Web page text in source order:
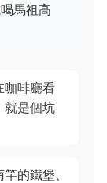
馬祖高
咖啡廳看
就是個坑
的鐵堡、